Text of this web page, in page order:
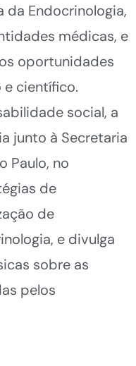
da Endocrinologia,
médicas, e
oportunidades
científico.
social, a
junto à Secretaria
Paulo, no
de
de
e divulga
sobre as
pelos